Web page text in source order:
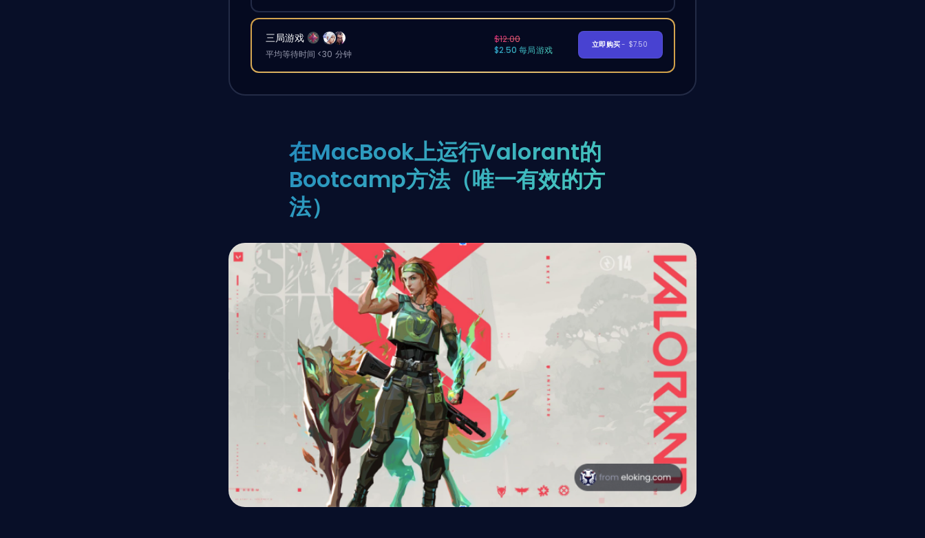
三局游戏
平均等待时间 <30 分钟
$12.00
$2.50 每局游戏
立即购买- $7.50
在MacBook上运行Valorant的
Bootcamp方法（唯一有效的方
法）